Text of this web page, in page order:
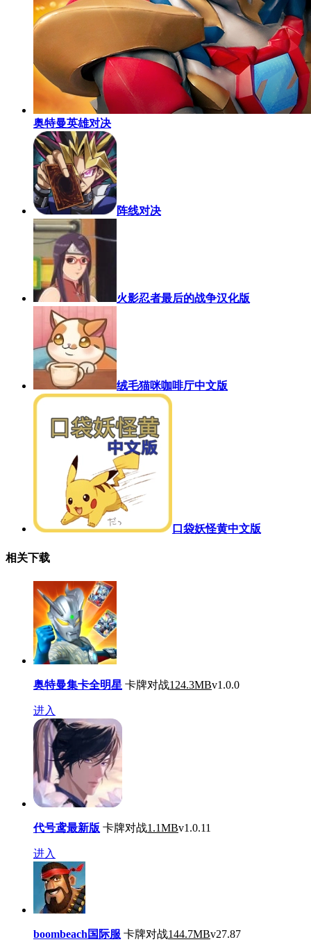
奥特曼英雄对决
阵线对决
火影忍者最后的战争汉化版
绒毛猫咪咖啡厅中文版
口袋妖怪黄中文版
相关下载
奥特曼集卡全明星 卡牌对战124.3MBv1.0.0
进入
代号鸢最新版 卡牌对战1.1MBv1.0.11
进入
boombeach国际服 卡牌对战144.7MBv27.87